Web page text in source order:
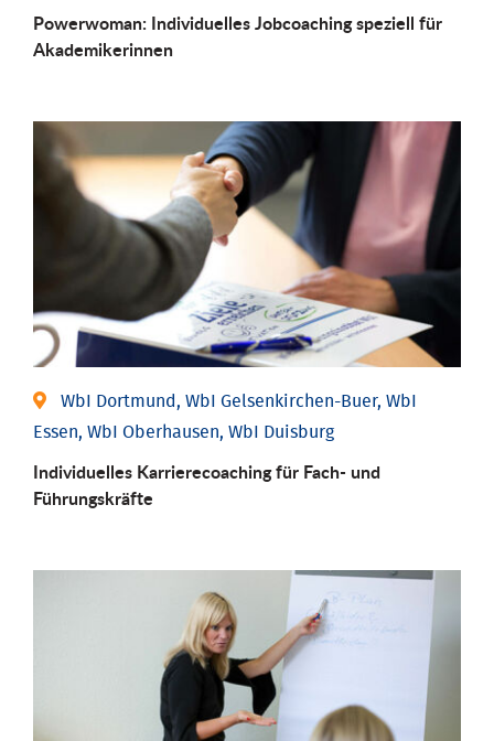
Powerwoman: Individu­elles Job­coaching speziell für
Aka­demiker­innen
WbI Dortmund, WbI Gelsenkirchen-Buer, WbI
Essen, WbI Oberhausen, WbI Duisburg
Individu­elles Karrierecoaching für Fach-­ und
Führungs­kräfte